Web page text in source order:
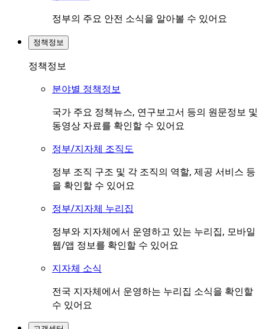
정부의 주요 안전 소식을 알아볼 수 있어요
정책정보
정책정보
분야별 정책정보
국가 주요 정책뉴스, 연구보고서 등의 원문정보 및
동영상 자료를 확인할 수 있어요
정부/지자체 조직도
정부 조직 구조 및 각 조직의 역할, 제공 서비스 등
을 확인할 수 있어요
정부/지자체 누리집
정부와 지자체에서 운영하고 있는 누리집, 모바일
웹/앱 정보를 확인할 수 있어요
지자체 소식
전국 지자체에서 운영하는 누리집 소식을 확인할
수 있어요